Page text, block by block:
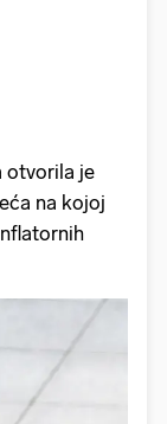
otvorila je
na kojoj